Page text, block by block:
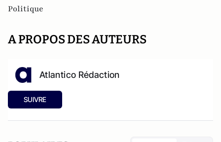
Politique
A PROPOS DES AUTEURS
Atlantico Rédaction
SUIVRE